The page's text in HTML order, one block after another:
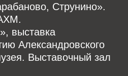
Струнино».
выставка
Александровского
Выставочный зал